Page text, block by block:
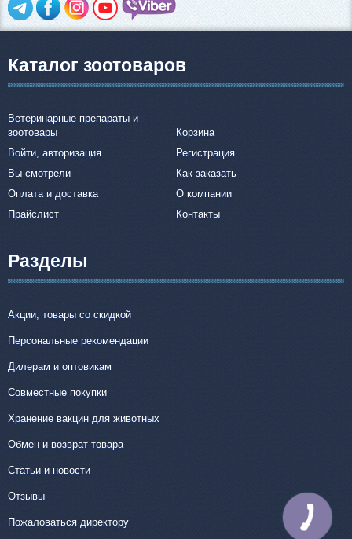
Каталог зоотоваров
Ветеринарные препараты и
зоотовары
Корзина
Войти, авторизация
Регистрация
Вы смотрели
Как заказать
Оплата и доставка
О компании
Прайслист
Контакты
Разделы
Акции, товары со скидкой
Персональные рекомендации
Дилерам и оптовикам
Совместные покупки
Хранение вакцин для животных
Обмен и возврат товара
Статьи и новости
Отзывы
Пожаловаться директору
КНОПКА
СВЯЗИ